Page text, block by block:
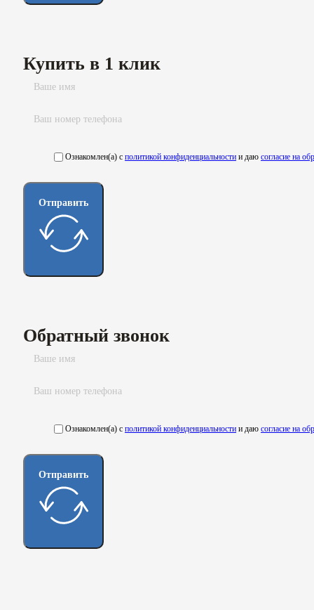
Купить в 1 клик
Ознакомлен(а) с политикой конфиденциальности и даю согласие на
Отправить
Обратный звонок
Ознакомлен(а) с политикой конфиденциальности и даю согласие на
Отправить